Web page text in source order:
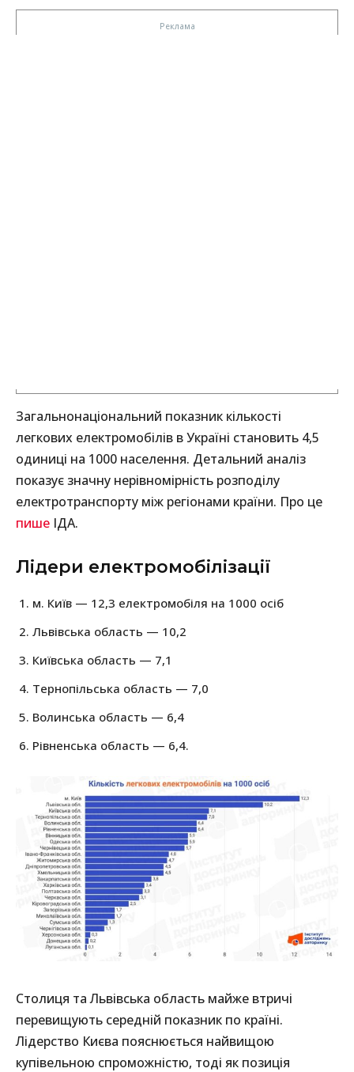
Загальнонаціональний показник кількості
легкових електромобілів в Україні становить 4,5
одиниці на 1000 населення. Детальний аналіз
показує значну нерівномірність розподілу
електротранспорту між регіонами країни. Про це
пише ІДА.
Лідери електромобілізації
м. Київ — 12,3 електромобіля на 1000 осіб
Львівська область — 10,2
Київська область — 7,1
Тернопільська область — 7,0
Волинська область — 6,4
Рівненська область — 6,4.
Столиця та Львівська область майже втричі
перевищують середній показник по країні.
Лідерство Києва пояснюється найвищою
купівельною спроможністю, тоді як позиція